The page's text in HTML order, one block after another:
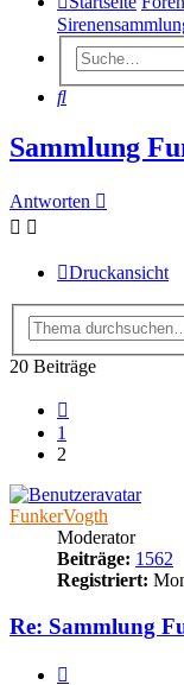
Suche
Sammlung
Antworten
Druckansicht
20 Beiträge
1
2
FunkerVogth
Moderator
Beiträge: 1562
Registriert:
Re: Sammlung